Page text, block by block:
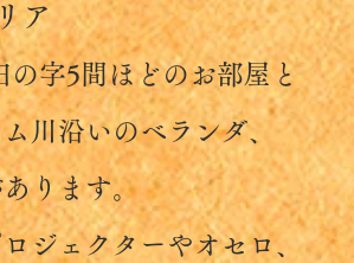
ア
5間ほどのお部屋と
いのベランダ、
ます。
ェクターやオセロ、